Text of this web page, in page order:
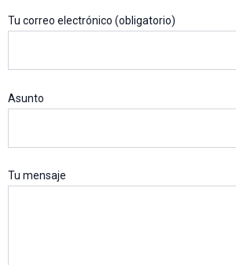
Tu correo electrónico (obligatorio)
Asunto
Tu mensaje